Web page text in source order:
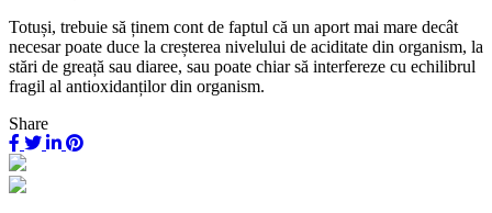
Totuși, trebuie să ținem cont de faptul că un aport mai mare decât
necesar poate duce la creșterea nivelului de aciditate din organism, la
stări de greață sau diaree, sau poate chiar să interfereze cu echilibrul
fragil al antioxidanților­ din organism.
Share